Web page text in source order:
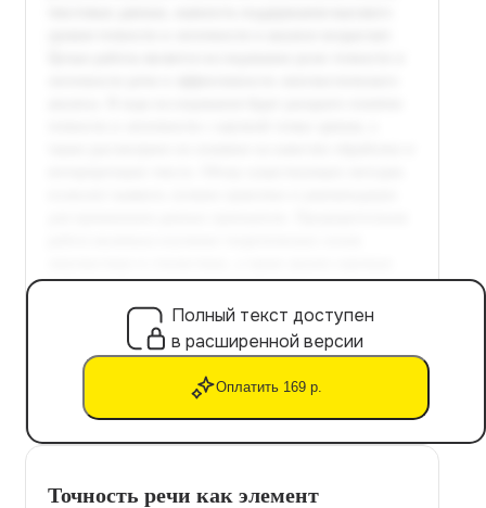
Полный текст доступен
в расширенной версии
Оплатить 169 р.
Точность речи как элемент